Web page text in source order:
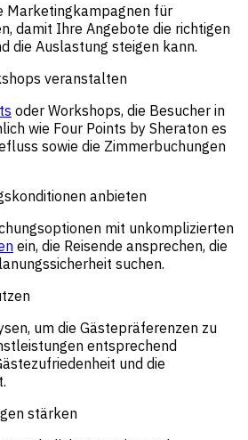
Marketingkampagnen für
damit Ihre Angebote die richtigen
die Auslastung steigen kann.
veranstalten
oder Workshops, die Besucher in
wie Four Points by Sheraton es
sowie die Zimmerbuchungen
anbieten
mit unkomplizierten
ein, die Reisende ansprechen, die
suchen.
um die Gästepräferenzen zu
entsprechend
und die
stärken